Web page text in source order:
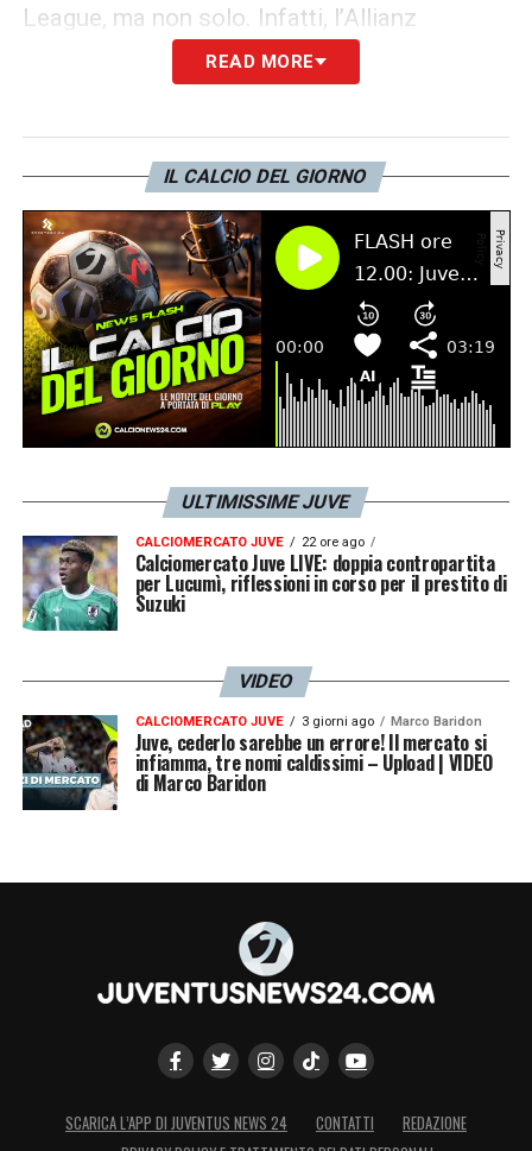
League, ma non solo. Infatti, l’Allianz
Stadium rischia di diventare il “teatro” di
. Tra questi ci potrebbe essere
Il riscatto del numero 20 juventino dal PSG
si assesta sui 50 milioni di euro
unacifra proibitivaper la Vecchia Signora,
che sembra orientata a rispedire il giocatore
al mittente.
LA PLAYLIST DELLE NOSTRE TOP NEWS
READ MORE
IL CALCIO DEL GIORNO
ULTIMISSIME JUVE
CALCIOMERCATO JUVE 22 ore ago
Calciomercato Juve LIVE: doppia contropartita
per Lucumì, riflessioni in corso per il prestito di
Suzuki
VIDEO
CALCIOMERCATO JUVE 3 giorni ago Marco Baridon
Juve, cederlo sarebbe un errore! Il mercato si
infiamma, tre nomi caldissimi – Upload | VIDEO
di Marco Baridon
SCARICA L’APP DI JUVENTUS NEWS 24 CONTATTI
REDAZIONE